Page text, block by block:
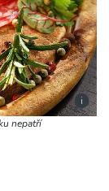
i
nepatří